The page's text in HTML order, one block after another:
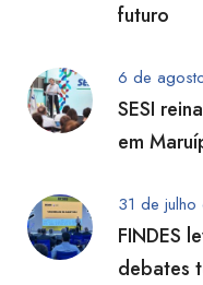
futuro
6 de
SESI
em
31 de
FINDES
debates